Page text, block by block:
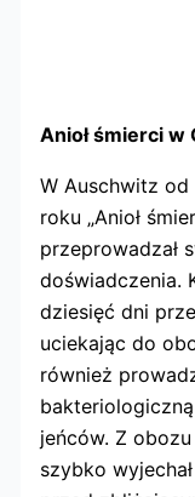
Anioł śmierci w
W Auschwitz
roku „Anioł
przeprowadzał
doświadczenia.
dziesięć dni
uciekając do
również
jeńców. Z
szybko